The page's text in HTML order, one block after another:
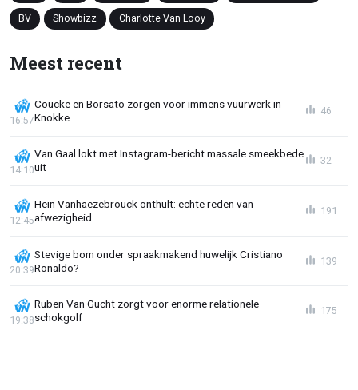
BV Showbizz Charlotte Van Looy
Meest recent
Coucke en Borsato zorgen voor immens vuurwerk in
Knokke
16:57
46
Van Gaal lokt met Instagram-bericht massale smeekbede
uit
14:10
32
Hein Vanhaezebrouck onthult: echte reden van
afwezigheid
12:45
191
Stevige bom onder spraakmakend huwelijk Cristiano
Ronaldo?
20:39
139
Ruben Van Gucht zorgt voor enorme relationele
schokgolf
19:38
175